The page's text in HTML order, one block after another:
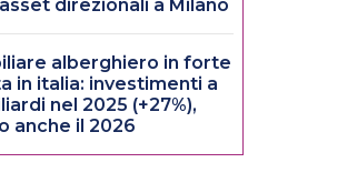
direzionali a Milano
alberghiero in forte
in italia: investimenti a
nel 2025 (+27%),
anche il 2026